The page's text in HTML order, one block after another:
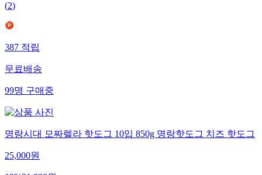
(2)
387적립
무료배송
99명구매중
명랑시대 모짜렐라 핫도그 10입 850g 명랑핫도그 치즈 핫도그
25,000원